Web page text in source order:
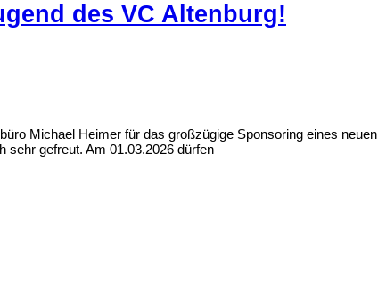
des VC Altenburg!
Michael Heimer für das großzügige Sponsoring eines neuen
sehr gefreut. Am 01.03.2026 dürfen